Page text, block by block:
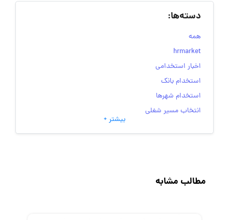
دسته‌ها:
همه
hrmarket
اخبار استخدامی
استخدام بانک
استخدام شهرها
انتخاب مسیر شغلی
به‌روزرسانی‌های سایت (کارجویی)
رزومه
بیشتر +
مطالب مشابه